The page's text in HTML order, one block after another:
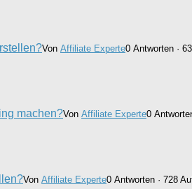
Von Affiliate Experte0 Antworten ·
machen?Von Affiliate Experte0
Von Affiliate Experte0 Antworten · 728